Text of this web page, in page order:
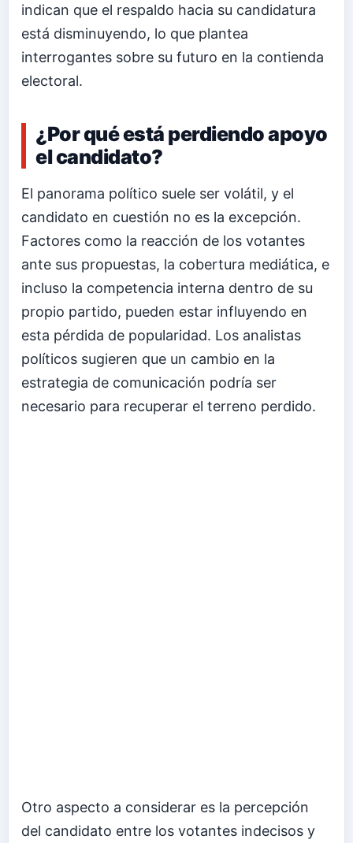
indican que el respaldo hacia su candidatura
está disminuyendo, lo que plantea
interrogantes sobre su futuro en la contienda
electoral.
¿Por qué está perdiendo apoyo
el candidato?
El panorama político suele ser volátil, y el
candidato en cuestión no es la excepción.
Factores como la reacción de los votantes
ante sus propuestas, la cobertura mediática, e
incluso la competencia interna dentro de su
propio partido, pueden estar influyendo en
esta pérdida de popularidad. Los analistas
políticos sugieren que un cambio en la
estrategia de comunicación podría ser
necesario para recuperar el terreno perdido.
Otro aspecto a considerar es la percepción
del candidato entre los votantes indecisos y